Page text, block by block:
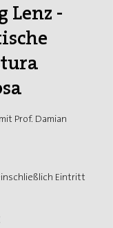
Lenz -
Prof. Damian
Eintritt